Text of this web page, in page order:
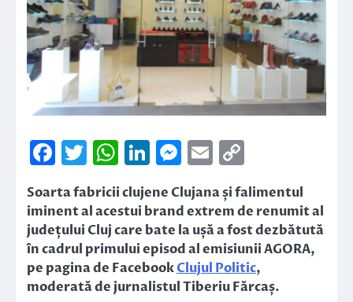
Facebook
Twitter
WhatsApp
LinkedIn
Messenger
Email
Link
Soarta fabricii clujene Clujana și falimentul
iminent al acestui brand extrem de renumit al
județului Cluj care bate la ușă a fost dezbătută
în cadrul primului episod al emisiunii AGORA,
pe pagina de FacebookClujul Politic,
moderată de jurnalistul Tiberiu Fărcaș.